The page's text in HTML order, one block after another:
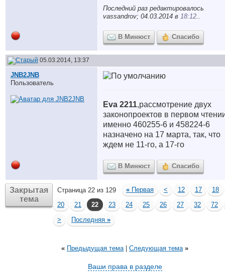
Последний раз редактировалось
vassandrov; 04.03.2014 в 18:12..
В Минюст Спасибо
05.03.2014, 13:37
JNB2JNB
Пользователь
Eva 2211,рассмотрение двух
законопроектов в первом
именно 460255-6 и 458224-6
назначено на 17 марта, так, что
ждем не 11-го, а 17-го
В Минюст Спасибо
Закрытая
тема
Страница 22 из 129 « Первая < 12 17
18
20
21 22 23 24 25 26 27 32
72
>
Последняя »
« Предыдущая тема| Следующая тема »
Ваши права в разделе